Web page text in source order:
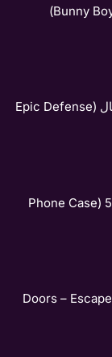
صدام الدفاع الملحمي: صراع الأبطال (Epic Defense
صانع حافظات الهاتف: لمسة إبداع 5 (Phone Case
100 باب: الهروب من السجن (100 Doors – Escape